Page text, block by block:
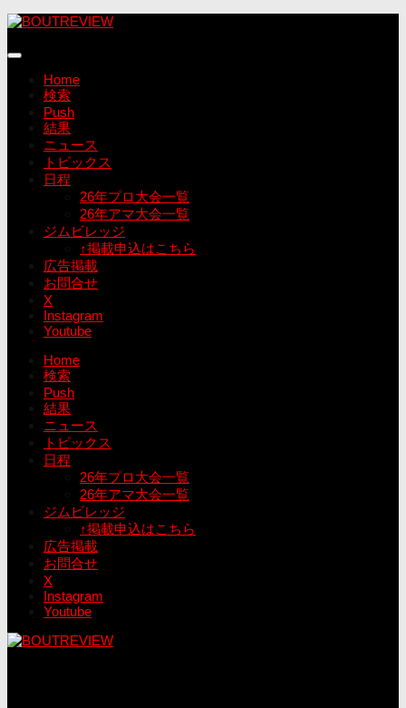
コ
テ
Home
検索
Push
結果
ニュース
トピックス
日程
26年プロ大会一覧
26年アマ大会一覧
ジムビレッジ
↑掲載申込はこちら
広告掲載
お問合せ
X
Instagram
Youtube
Home
検索
Push
結果
ニュース
トピックス
日程
26年プロ大会一覧
26年アマ大会一覧
ジムビレッジ
↑掲載申込はこちら
広告掲載
お問合せ
X
Instagram
Youtube